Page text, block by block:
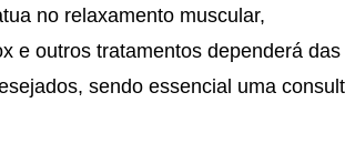
no relaxamento muscular,
e outros tratamentos dependerá das
sendo essencial uma